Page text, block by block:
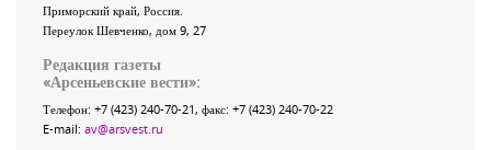
Приморский край, Россия
Переулок Шевченко, дом 9, 27
Редакция газеты
«Арсеньевские вести»:
Телефон: +7 (423) 240-70-21, факс: +7 (423) 240-70-22
E-mail: av@arsvest.ru